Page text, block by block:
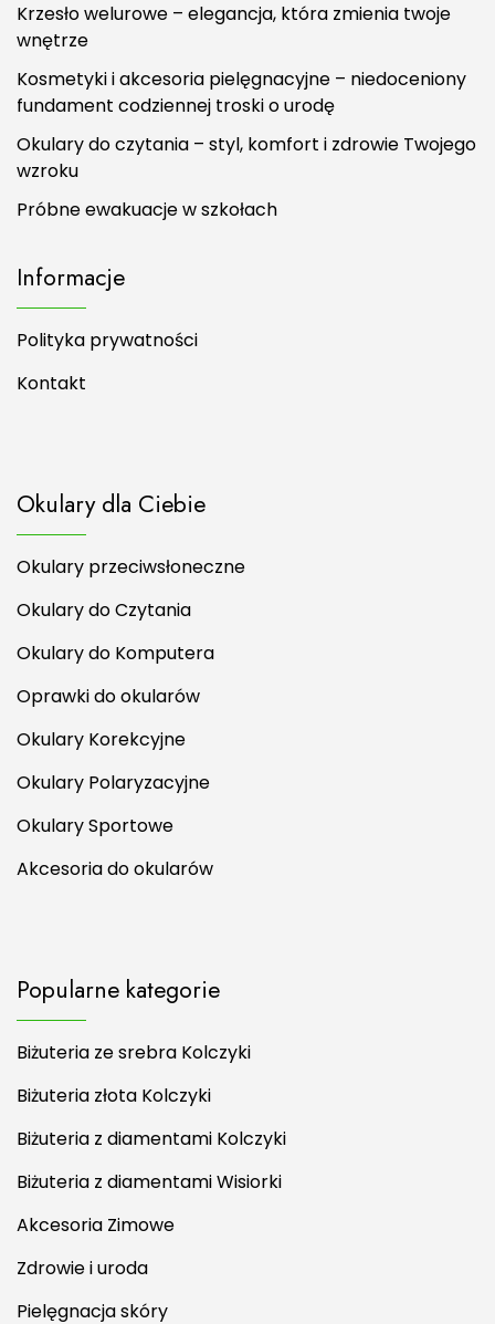
Krzesło welurowe – elegancja, która zmienia twoje
wnętrze
Kosmetyki i akcesoria pielęgnacyjne – niedoceniony
fundament codziennej troski o urodę
Okulary do czytania – styl, komfort i zdrowie Twojego
wzroku
Próbne ewakuacje w szkołach
Informacje
Polityka prywatności
Kontakt
Okulary dla Ciebie
Okulary przeciwsłoneczne
Okulary do Czytania
Okulary do Komputera
Oprawki do okularów
Okulary Korekcyjne
Okulary Polaryzacyjne
Okulary Sportowe
Akcesoria do okularów
Popularne kategorie
Biżuteria ze srebra Kolczyki
Biżuteria złota Kolczyki
Biżuteria z diamentami Kolczyki
Biżuteria z diamentami Wisiorki
Akcesoria Zimowe
Zdrowie i uroda
Pielęgnacja skóry